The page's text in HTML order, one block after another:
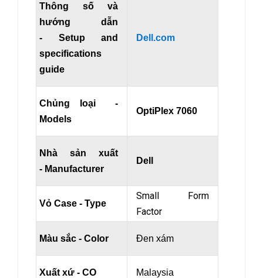
Thông số và
hướng dẫn
- Setup and
specifications
guide
Dell.com
Chủng loại -
Models
OptiPlex 7060
Nhà sản xuất
- Manufacturer
Dell
Vỏ Case - Type
Small Form
Factor
Màu sắc - Color Đen xám
Xuất xứ - CO Malaysia